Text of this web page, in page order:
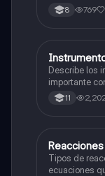
8 769
Química
Describe los
importante
11
Química
Tipos de
ecuaciones